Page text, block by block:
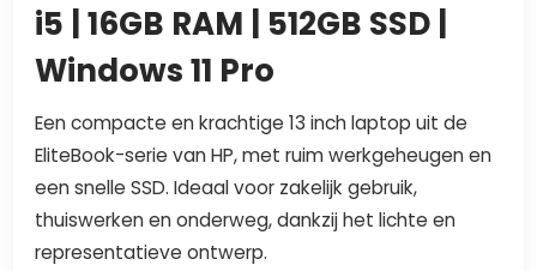
i5 | 16GB RAM | 512GB SSD |
Windows 11 Pro
Een compacte en krachtige 13 inch laptop uit de
EliteBook-serie van HP, met ruim werkgeheugen en
een snelle SSD. Ideaal voor zakelijk gebruik,
thuiswerken en onderweg, dankzij het lichte en
representatieve ontwerp.